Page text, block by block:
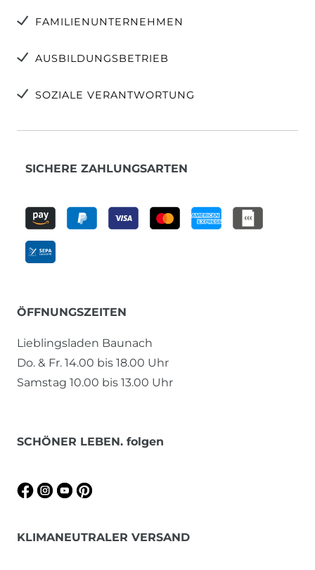
FAMILIENUNTERNEHMEN
AUSBILDUNGSBETRIEB
SOZIALE VERANTWORTUNG
SICHERE ZAHLUNGSARTEN
ÖFFNUNGSZEITEN
Lieblingsladen Baunach
Do. & Fr. 14.00 bis 18.00 Uhr
Samstag 10.00 bis 13.00 Uhr
SCHÖNER LEBEN. folgen
KLIMANEUTRALER VERSAND